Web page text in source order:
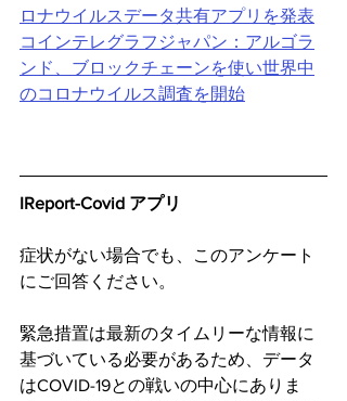
ロナウイルスデータ共有アプリを発表
コインテレグラフジャパン：アルゴラ
ンド、ブロックチェーンを使い世界中
のコロナウイルス調査を開始
IReport-Covid アプリ
症状がない場合でも、このアンケート
にご回答ください。
緊急措置は最新のタイムリーな情報に
基づいている必要があるため、データ
はCOVID-19との戦いの中心にありま